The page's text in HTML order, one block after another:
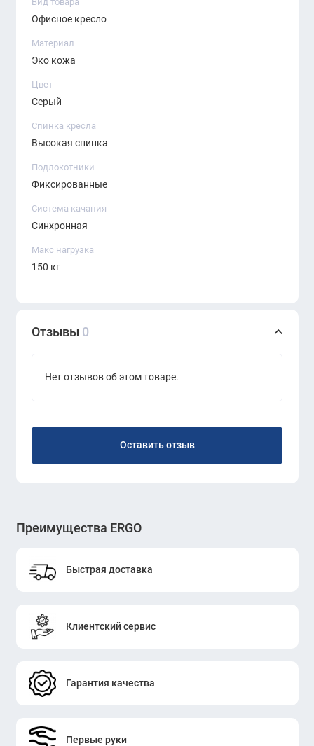
Офисное кресло
Материал
Эко кожа
Цвет
Серый
Спинка кресла
Высокая спинка
Подлокотники
Фиксированные
Система качания
Синхронная
Макс нагрузка
150 кг
Отзывы 0
Нет отзывов об этом товаре.
Оставить отзыв
Преимущества ERGO
Быстрая доставка
Клиентский сервис
Гарантия качества
Первые руки